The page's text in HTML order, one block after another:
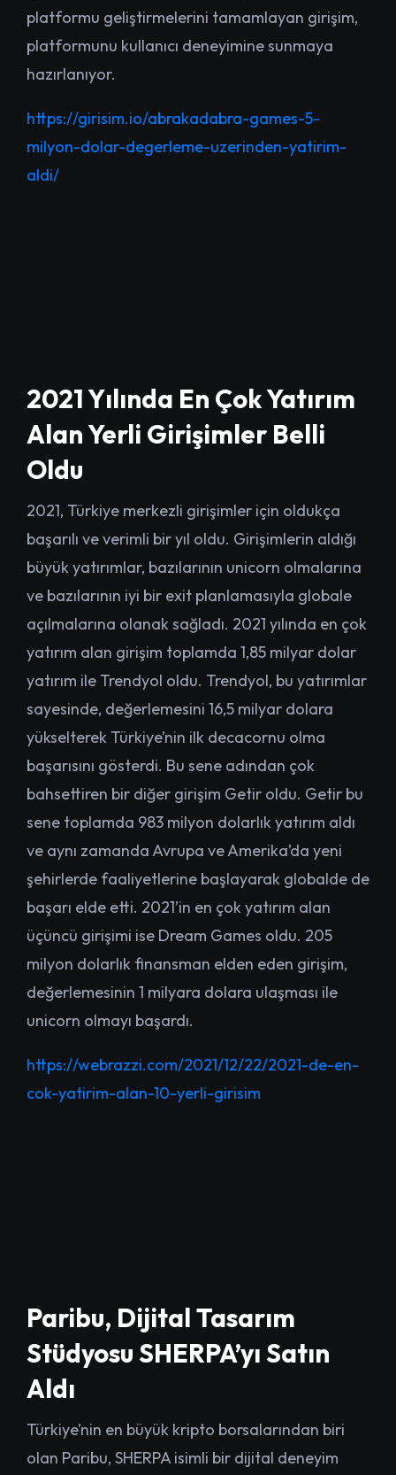
platformu geliştirmelerini tamamlayan girişim,
platformunu kullanıcı deneyimine sunmaya
hazırlanıyor.
https://girisim.io/abrakadabra-games-5-
milyon-dolar-degerleme-uzerinden-yatirim-
aldi/
2021 Yılında En Çok Yatırım
Alan Yerli Girişimler Belli
Oldu
2021, Türkiye merkezli girişimler için oldukça
başarılı ve verimli bir yıl oldu. Girişimlerin aldığı
büyük yatırımlar, bazılarının unicorn olmalarına
ve bazılarının iyi bir exit planlamasıyla globale
açılmalarına olanak sağladı. 2021 yılında en çok
yatırım alan girişim toplamda 1,85 milyar dolar
yatırım ile Trendyol oldu. Trendyol, bu yatırımlar
sayesinde, değerlemesini 16,5 milyar dolara
yükselterek Türkiye’nin ilk decacornu olma
başarısını gösterdi. Bu sene adından çok
bahsettiren bir diğer girişim Getir oldu. Getir bu
sene toplamda 983 milyon dolarlık yatırım aldı
ve aynı zamanda Avrupa ve Amerika’da yeni
şehirlerde faaliyetlerine başlayarak globalde de
başarı elde etti. 2021’in en çok yatırım alan
üçüncü girişimi ise Dream Games oldu. 205
milyon dolarlık finansman elden eden girişim,
değerlemesinin 1 milyara dolara ulaşması ile
unicorn olmayı başardı.
https://webrazzi.com/2021/12/22/2021-de-en-
cok-yatirim-alan-10-yerli-girisim
Paribu, Dijital Tasarım
Stüdyosu SHERPA’yı Satın
Aldı
Türkiye’nin en büyük kripto borsalarından biri
olan Paribu, SHERPA isimli bir dijital deneyim